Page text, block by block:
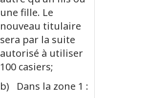
une fille. Le
nouveau titulaire
sera par la suite
autorisé à utiliser
100 casiers;
b) Dans la zone 1 :